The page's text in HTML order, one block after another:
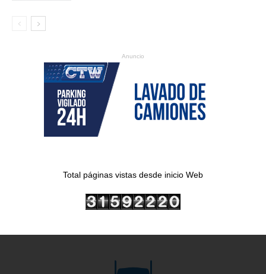
Anuncio
Total páginas vistas desde inicio Web